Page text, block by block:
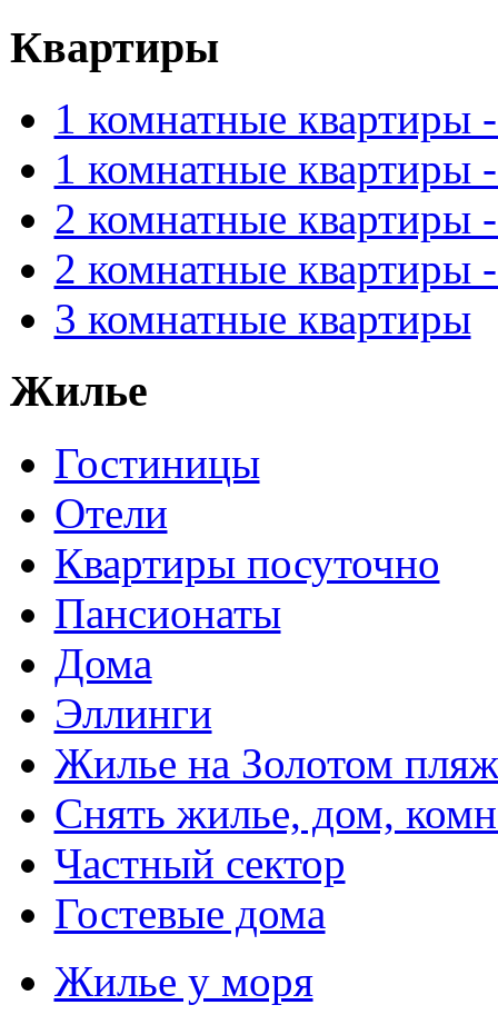
Квартиры
1 комнатные квартиры
1 комнатные квартиры
2 комнатные квартиры
2 комнатные квартиры
3 комнатные квартиры
Жилье
Гостиницы
Отели
Квартиры посуточно
Пансионаты
Дома
Эллинги
Жилье на Золотом
Снять жилье, дом,
Частный сектор
Гостевые дома
Жилье у моря